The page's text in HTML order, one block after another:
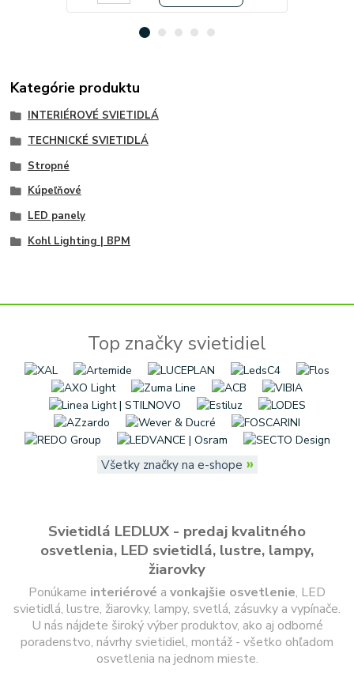
Kategórie produktu
INTERIÉROVÉ SVIETIDLÁ
TECHNICKÉ SVIETIDLÁ
Stropné
Kúpeľňové
LED panely
Kohl Lighting | BPM
Top značky svietidiel
Všetky značky na e-shope »
Svietidlá LEDLUX - predaj kvalitného
osvetlenia, LED svietidlá, lustre, lampy,
žiarovky
Ponúkame interiérové a vonkajšie osvetlenie, LED
svietidlá, lustre, žiarovky, lampy, svetlá, zásuvky a vypínače.
U nás nájdete široký výber produktov, ako aj odborné
poradenstvo, návrhy svietidiel, montáž - všetko ohľadom
osvetlenia na jednom mieste.